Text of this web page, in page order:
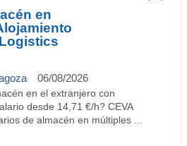
en
06/08/2026
en el extranjero con
desde 14,71 €/h? CEVA
de almacén en múltiples ...